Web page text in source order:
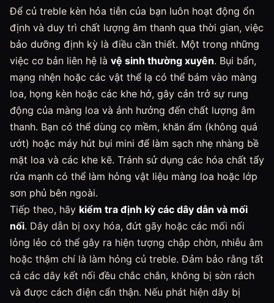
Để củ treble kèn hỏa tiễn của bạn luôn hoạt động ổn
định và duy trì chất lượng âm thanh qua thời gian, việc
bảo dưỡng định kỳ là điều cần thiết. Một trong những
việc cơ bản liên hệ là vệ sinh thường xuyên. Bụi bẩn,
mạng nhện hoặc các vật thể lạ có thể bám vào màng
loa, họng kèn hoặc các khe hở, gây cản trở sự rung
động của màng loa và ảnh hưởng đến chất lượng âm
thanh. Bạn có thể dùng cọ mềm, khăn ẩm (không quá
ướt) hoặc máy hút bụi mini để làm sạch nhẹ nhàng bề
mặt loa và các khe kẽ. Tránh sử dụng các hóa chất tẩy
rửa mạnh có thể làm hỏng vật liệu màng loa hoặc lớp
sơn phủ bên ngoài.
Tiếp theo, hãy kiểm tra định kỳ các dây dẫn và mối
nối. Dây dẫn bị oxy hóa, đứt gãy hoặc các mối nối
lỏng lẻo có thể gây ra hiện tượng chập chờn, nhiễu âm
hoặc thậm chí là làm hỏng củ treble. Đảm bảo rằng tất
cả các dây kết nối đều chắc chắn, không bị sờn rách
và được cách điện cẩn thận. Nếu phát hiện dây bị